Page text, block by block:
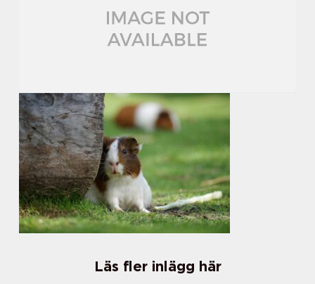
Läs fler inlägg här